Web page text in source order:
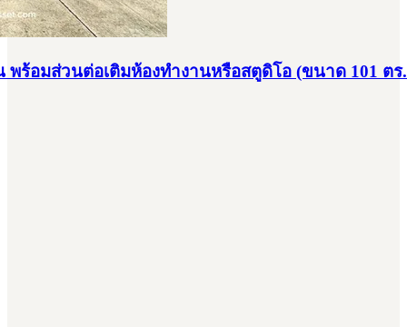
อมส่วนต่อเติมห้องทำงานหรือสตูดิโอ (ขนาด 101 ตร.